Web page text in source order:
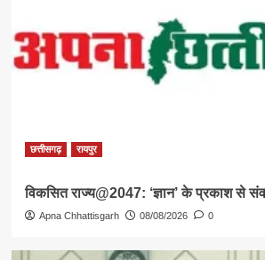
छत्तीसगढ़ रायपुर
विकसित राज्य@2047: ‘ज्ञान’ के प्रकाश से
Apna Chhattisgarh 08/08/2026 0